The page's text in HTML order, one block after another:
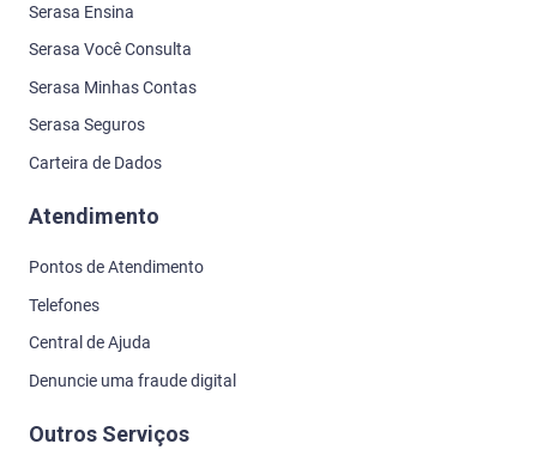
Serasa Ensina
Serasa Você Consulta
Serasa Minhas Contas
Serasa Seguros
Carteira de Dados
Atendimento
Pontos de Atendimento
Telefones
Central de Ajuda
Denuncie uma fraude digital
Outros Serviços